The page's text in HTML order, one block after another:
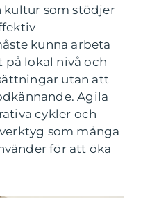
kultur som stödjer
kunna arbeta
lokal nivå och
utan att
Agila
cykler och
som många
för att öka